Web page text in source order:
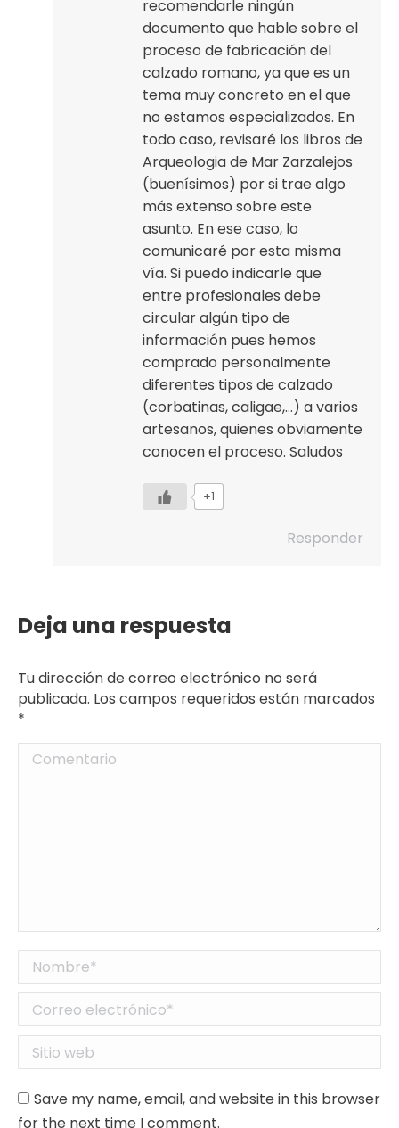
recomendarle ningún
documento que hable sobre el
proceso de fabricación del
calzado romano, ya que es un
tema muy concreto en el que
no estamos especializados. En
todo caso, revisaré los libros de
Arqueologia de Mar Zarzalejos
(buenísimos) por si trae algo
más extenso sobre este
asunto. En ese caso, lo
comunicaré por esta misma
vía. Si puedo indicarle que
entre profesionales debe
circular algún tipo de
información pues hemos
comprado personalmente
diferentes tipos de calzado
(corbatinas, caligae,…) a varios
artesanos, quienes obviamente
conocen el proceso. Saludos
+1
Responder
Deja una respuesta
Tu dirección de correo electrónico no será
publicada. Los campos requeridos están marcados
*
Comentario
Nombre *
Correo electrónico *
Sitio web
Save my name, email, and website in this browser
for the next time I comment.